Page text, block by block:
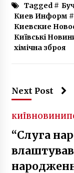
Tagged #
Киев Информ #
Киевские
Київські
хімічна зброя
Next Post
КИЇВНОВИНИ
“Слуга